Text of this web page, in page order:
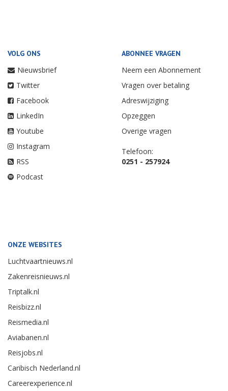
VOLG ONS
Nieuwsbrief
Twitter
Facebook
LinkedIn
Youtube
Instagram
RSS
Podcast
ABONNEE VRAGEN
Neem een Abonnement
Vragen over betaling
Adreswijziging
Opzeggen
Overige vragen
Telefoon:
0251 - 257924
ONZE WEBSITES
Luchtvaartnieuws.nl
Zakenreisnieuws.nl
Triptalk.nl
Reisbizz.nl
Reismedia.nl
Aviabanen.nl
Reisjobs.nl
Caribisch Nederland.nl
Careerexperience.nl